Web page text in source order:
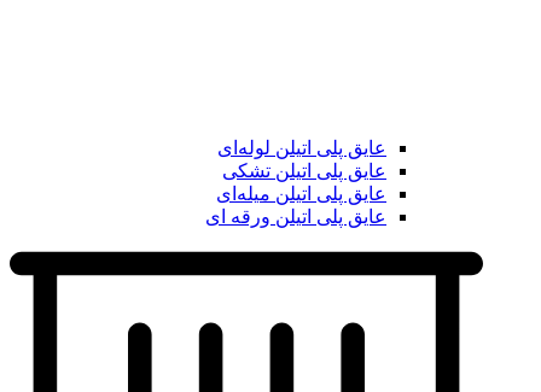
عایق پلی اتیلن لوله‌ای
عایق پلی اتیلن تشکی
عایق پلی اتیلن میله‌ای
عایق پلی اتیلن ورقه ای